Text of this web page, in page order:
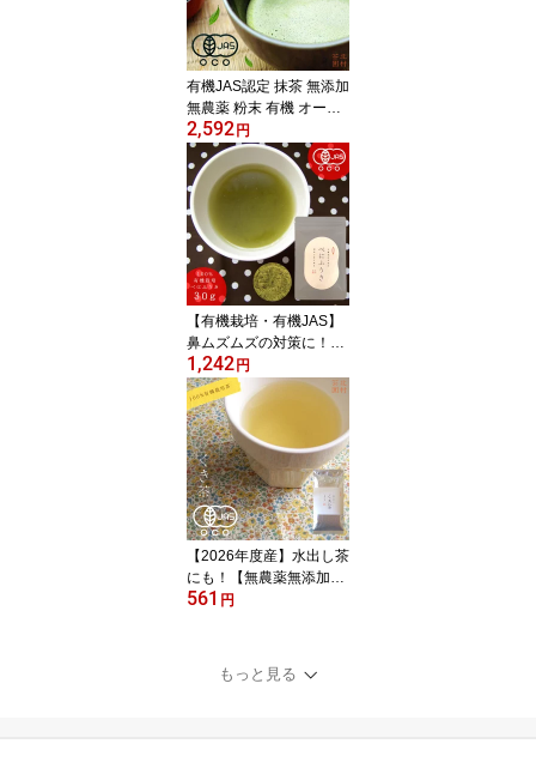
有機JAS認定 抹茶 無添加
無農薬 粉末 有機 オーガ
ニック 国産 抹茶パウダ
ー まっちゃ 薄茶 有機栽
培 オーガニック 製菓用
matcha organic 有機抹茶
北村抹茶 20g缶入り
2,592円
【有機栽培・有機JAS】
鼻ムズムズの対策に！べ
にふうき100%パウダー
粉末茶30g 紅ふうき 紅富
貴 スプーン付き べにふ
うき茶 長崎産 べにふう
き緑茶 国産
1,242円
【2026年度産】水出し茶
にも！【無農薬無添加】
さわやかな味わいお茶好
は1通につき3本まで入り
ます】
561 円
もっと見る